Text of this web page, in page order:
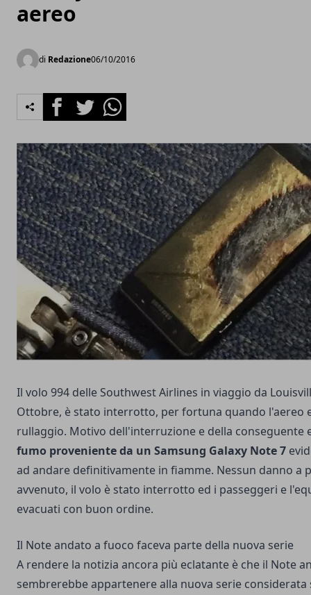
aereo
di Redazione06/10/2016
FacebookTwitterWhatsapp
Il volo 994 delle Southwest Airlines in viaggio da
Ottobre, è stato interrotto, per fortuna quando l'aereo
rullaggio. Motivo dell'interruzione e della conseguente
fumo proveniente da un Samsung Galaxy Note 7
ad andare definitivamente in fiamme. Nessun danno a
avvenuto, il volo è stato interrotto ed i passeggeri e
evacuati con buon ordine.
Il Note andato a fuoco faceva parte della nuova serie
A rendere la notizia ancora più eclatante è che il Note
sembrerebbe appartenere alla nuova serie considerata